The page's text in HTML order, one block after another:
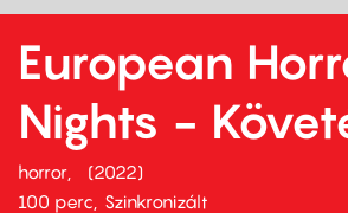
European
Nights -
horror
2022
100 perc,
Szinkronizált